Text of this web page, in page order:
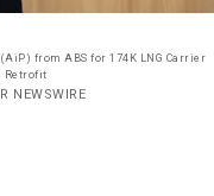
from ABS for 174K LNG Carrier
Retrofit
NEWSWIRE